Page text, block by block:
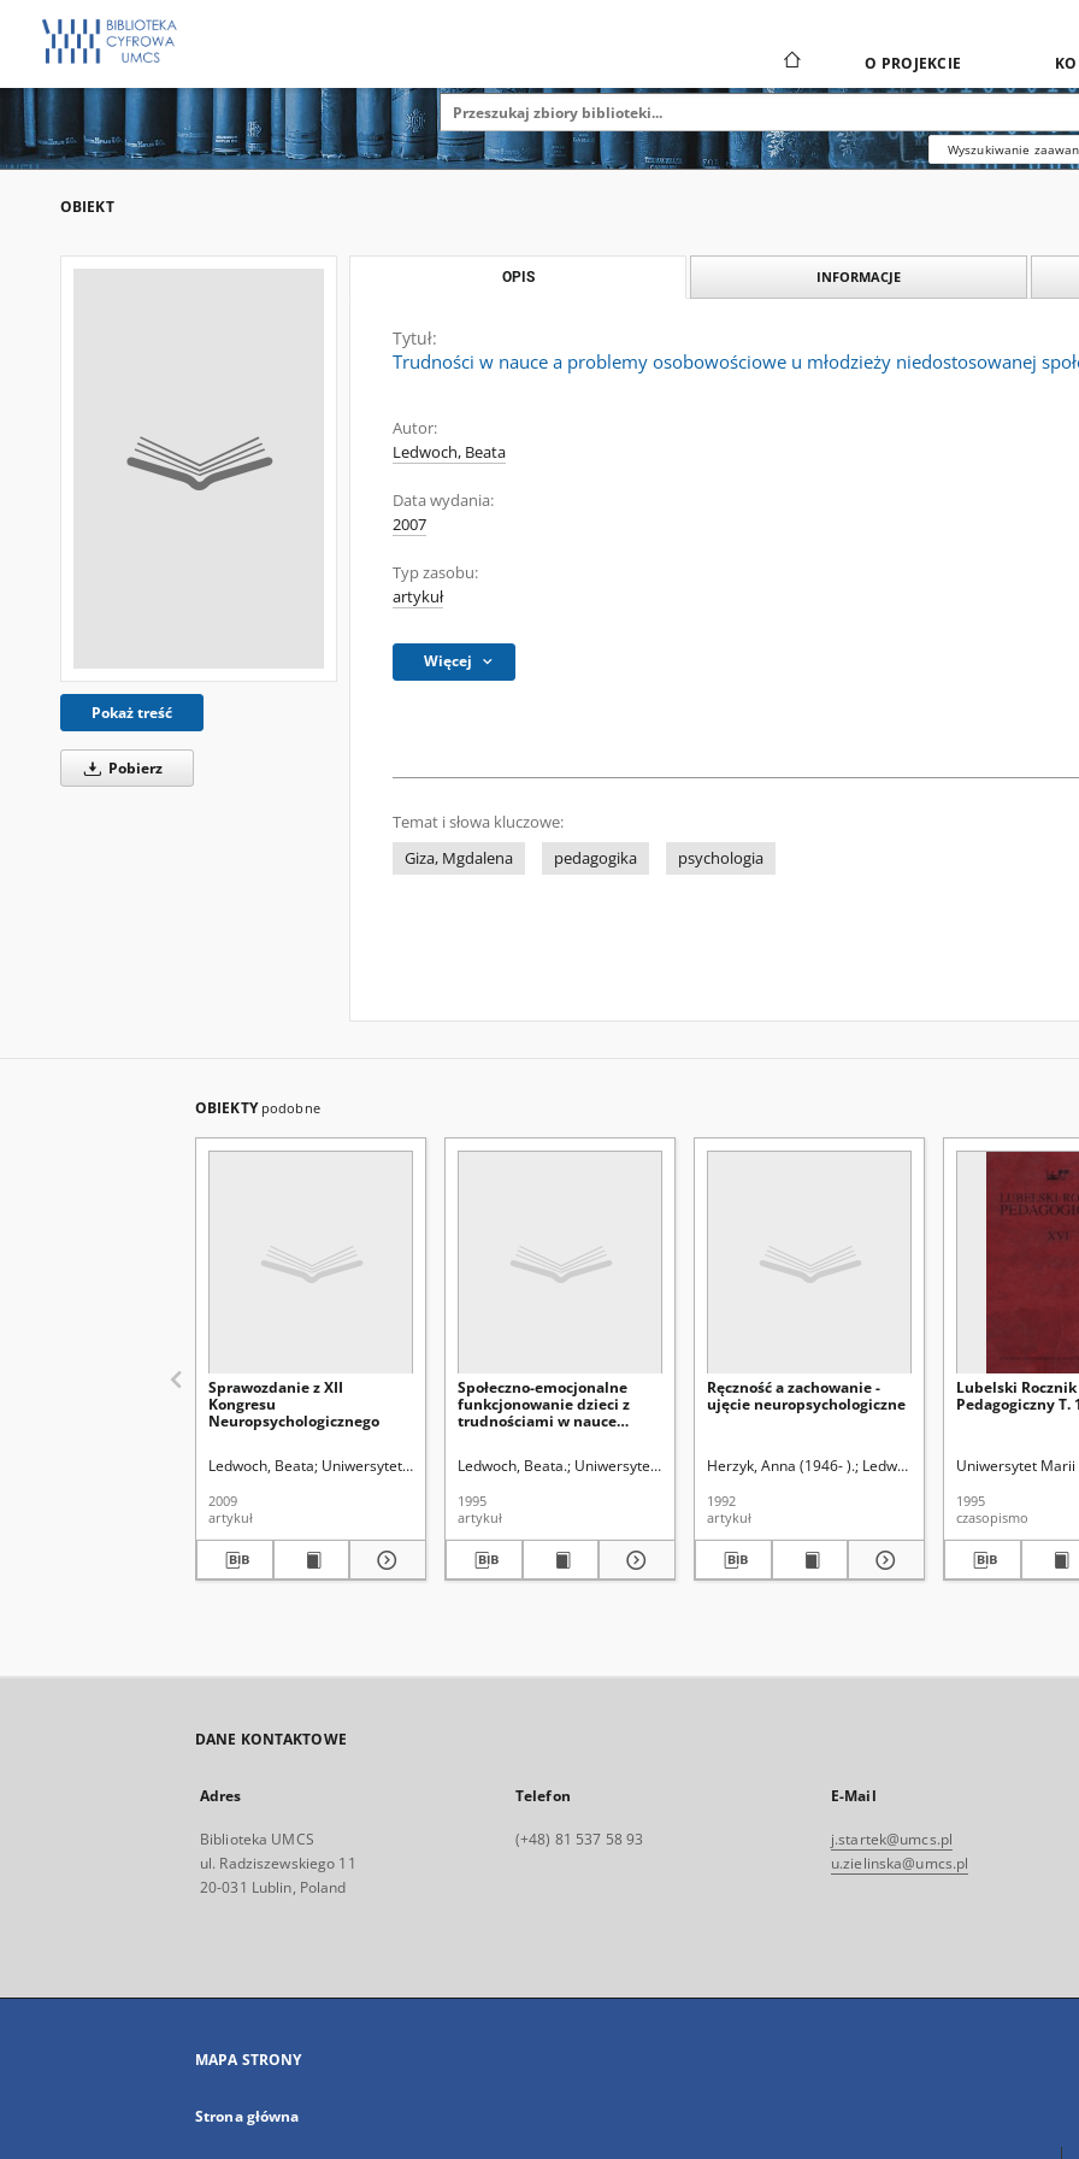
O PROJEKCIE
Wyszukiwanie
OBIEKT
Pokaż treść
Pobierz
OPIS INFORMACJE
Tytuł:
Trudności w nauce a problemy osobowościowe u młodzieży niedostosowanej
Autor:
Ledwoch, Beata
Data wydania:
2007
Typ zasobu:
artykuł
Więcej
Temat i słowa kluczowe:
Giza, Mgdalena
pedagogika psychologia
OBIEKTY podobne
Sprawozdanie z XII
Kongresu
Neuropsychologicznego
Ledwoch, Beata Uniwersytet Marii Curie-Skłodowskiej (Lublin)
2009
artykuł
Społeczno-emocjonalne
funkcjonowanie dzieci z
trudnościami w nauce
Ledwoch, Beata. Uniwersytet Marii Curie-Skłodowskiej (Lublin) Popek, Stanisław (1936- ).
1995
artykuł
Ręczność a zachowanie -
ujęcie neuropsychologiczne
Herzyk, Anna (1946- ). Ledwoch, Beata. Uniwersytet
1992
artykuł
Lubelski Rocznik
Pedagogiczny T.
Uniwersytet Marii
1995
czasopismo
DANE KONTAKTOWE
Adres
Biblioteka UMCS
ul. Radziszewskiego 11
20-031 Lublin, Poland
Telefon
(+48) 81 537 58 93
E-Mail
j.startek@umcs.pl
u.zielinska@umcs.pl
MAPA STRONY
Strona główna